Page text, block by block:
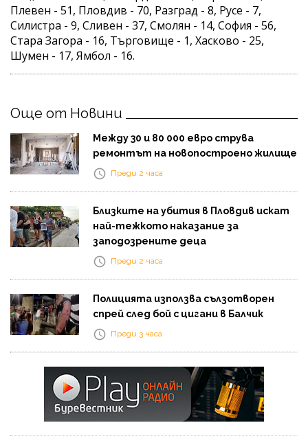
Плевен - 51, Пловдив - 70, Разград - 8, Русе - 7,
Силистра - 9, Сливен - 37, Смолян - 14, София - 56,
Стара Загора - 16, Търговище - 1, Хасково - 25,
Шумен - 17, Ямбол - 16.
Още от Новини
Между 30 и 80 000 евро струва
ремонтът на новопостроено жилище
Преди 2 часа
Близките на убития в Пловдив искат
най-тежкото наказание за
заподозрените деца
Преди 2 часа
Полицията използва сълзотворен
спрей след бой с цигани в Балчик
Преди 3 часа